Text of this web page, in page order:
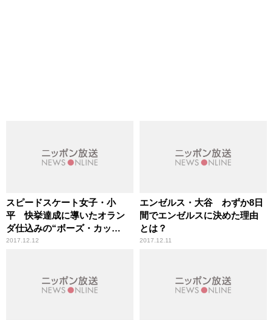
スピードスケート女子・小
平 快挙達成に導いたオラン
ダ仕込みの“ボーズ・カッ
ト”とは？
2017.12.12
エンゼルス・大谷 わずか8日
間でエンゼルスに決めた理由
とは？
2017.12.11